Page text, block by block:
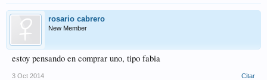
rosario cabrero
New Member
estoy pensando en comprar uno, tipo fabia
3 Oct 2014 Citar